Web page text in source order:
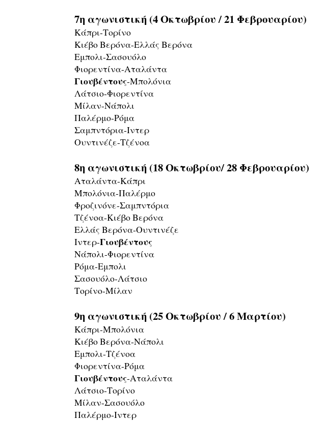
7η αγωνιστική (4 Οκτωβρίου / 21 Φεβρουαρίου)
Κάπρι-Τορίνο
Κιέβο Βερόνα-Ελλάς Βερόνα
Εμπολι-Σασουόλο
Φιορεντίνα-Αταλάντα
Γιουβέντους-Μπολόνια
Λάτσιο-Φιορεντίνα
Μίλαν-Νάπολι
Παλέρμο-Ρόμα
Σαμπντόρια-Ιντερ
Ουντινέζε-Τζένοα
8η αγωνιστική (18 Οκτωβρίου/ 28 Φεβρουαρίου)
Αταλάντα-Κάπρι
Μπολόνια-Παλέρμο
Φροζινόνε-Σαμπντόρια
Τζένοα-Κιέβο Βερόνα
Ελλάς Βερόνα-Ουντινέζε
Ιντερ-Γιουβέντους
Νάπολι-Φιορεντίνα
Ρόμα-Εμπολι
Σασουόλο-Λάτσιο
Τορίνο-Μίλαν
9η αγωνιστική (25 Οκτωβρίου / 6 Μαρτίου)
Κάπρι-Μπολόνια
Κιέβο Βερόνα-Νάπολι
Εμπολι-Τζένοα
Φιορεντίνα-Ρόμα
Γιουβέντους-Αταλάντα
Λάτσιο-Τορίνο
Μίλαν-Σασουόλο
Παλέρμο-Ιντερ